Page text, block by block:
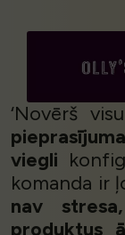
‘Novērš
pieprasījuma
viegli
komanda ir
nav stresa,
produktus